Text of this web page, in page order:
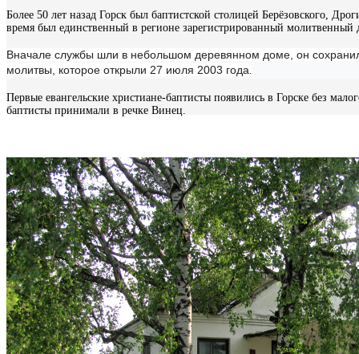
Более 50 лет назад Горск был баптистской столицей Берёзовского,
время был единственный в регионе зарегистрированный
Вначале службы шли в небольшом деревянном доме, он
молитвы, которое открыли 27 июля 2003 года.
Первые евангельские христиане-баптисты появились в Горске без
баптисты принимали в речке Винец.